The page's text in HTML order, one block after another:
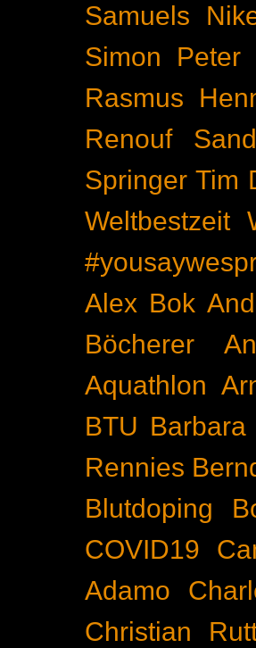
Samuels
Simon
Peter
Rasmus
Renouf
Springer Tim
Weltbestzeit
Alex Bok
Böcherer
Aquathlon
BTU
Rennies
Blutdoping
COVID19
Adamo
Christian